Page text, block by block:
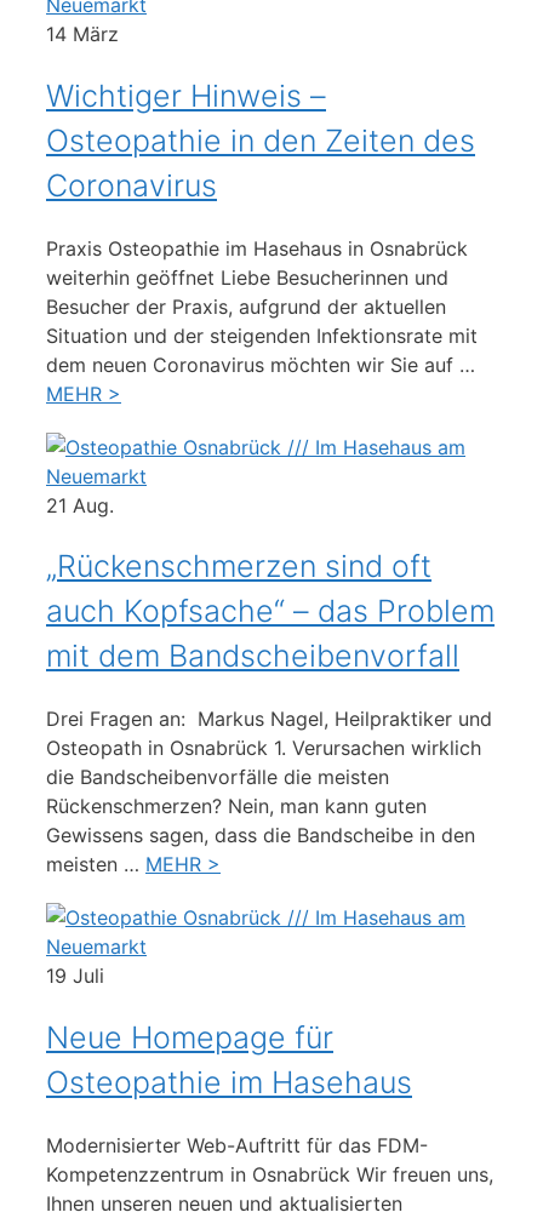
14 März
Wichtiger Hinweis –
Osteopathie in den Zeiten des
Coronavirus
Praxis Osteopathie im Hasehaus in Osnabrück
weiterhin geöffnet Liebe Besucherinnen und
Besucher der Praxis, aufgrund der aktuellen
Situation und der steigenden Infektionsrate mit
dem neuen Coronavirus möchten wir Sie auf …
MEHR >
21 Aug.
„Rückenschmerzen sind oft
auch Kopfsache“ – das Problem
mit dem Bandscheibenvorfall
Drei Fragen an: Markus Nagel, Heilpraktiker und
Osteopath in Osnabrück 1. Verursachen wirklich
die Bandscheibenvorfälle die meisten
Rückenschmerzen? Nein, man kann guten
Gewissens sagen, dass die Bandscheibe in den
meisten … MEHR >
19 Juli
Neue Homepage für
Osteopathie im Hasehaus
Modernisierter Web-Auftritt für das FDM-
Kompetenzzentrum in Osnabrück Wir freuen uns,
Ihnen unseren neuen und aktualisierten